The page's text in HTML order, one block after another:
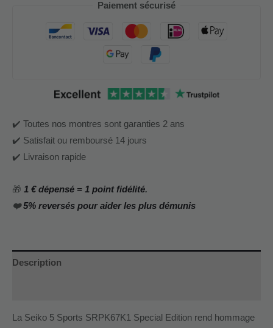
Paiement sécurisé
✔️ Toutes nos montres sont garanties 2 ans
✔️ Satisfait ou remboursé 14 jours
✔️ Livraison rapide
🎁 1 € dépensé = 1 point fidélité.
❤️5% reversés pour aider les plus démunis
Description
La Seiko 5 Sports SRPK67K1 Special Edition rend hommage